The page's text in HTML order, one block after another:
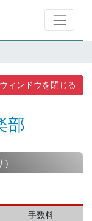
ウィンドウを閉じる
部
手数料